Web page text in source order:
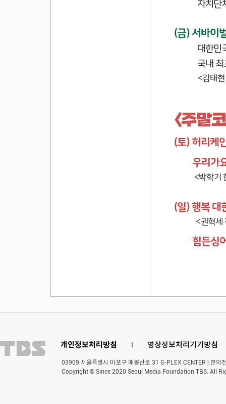
개인정보처리방침 l 영상정보처리기기방침
03909 서울특별시 마포구 매봉산로 31 S-PLEX CENTER | 문
Copyright © Since 2020 Seoul Media Foundation TBS. All